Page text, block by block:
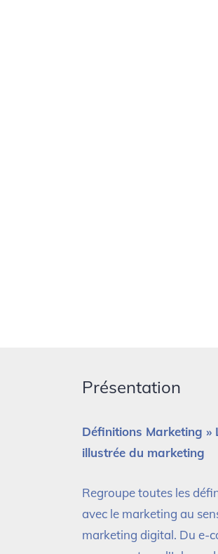
Présentation
Définitions Marketing »
illustrée du marketing
Regroupe toutes les
avec le marketing au
marketing digital. Du e-